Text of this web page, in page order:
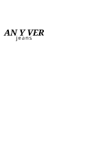
contenido